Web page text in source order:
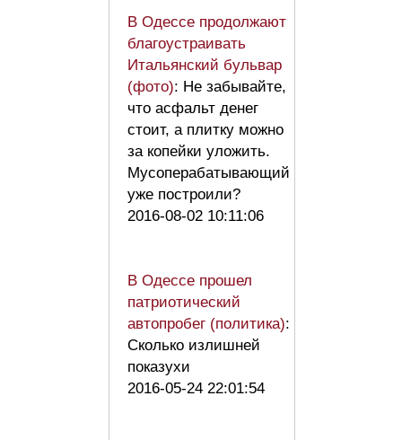
В Одессе продолжают
благоустраивать
Итальянский бульвар
(фото): Не забывайте,
что асфальт денег
стоит, а плитку можно
за копейки уложить.
Мусоперабатывающий
уже построили?
2016-08-02 10:11:06
В Одессе прошел
патриотический
автопробег (политика):
Сколько излишней
показухи
2016-05-24 22:01:54